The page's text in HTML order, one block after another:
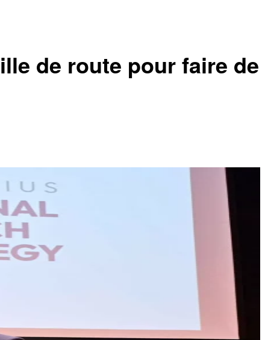
de route pour faire de